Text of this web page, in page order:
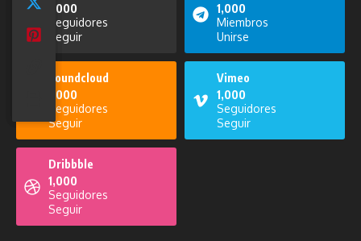
1,000
Seguidores
Seguir
1,000
Miembros
Unirse
Soundcloud
1,000
Seguidores
Seguir
Vimeo
1,000
Seguidores
Seguir
Dribbble
1,000
Seguidores
Seguir